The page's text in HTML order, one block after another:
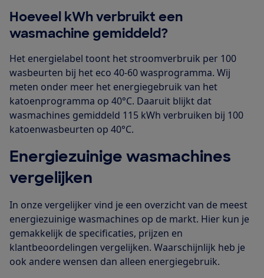
Hoeveel kWh verbruikt een
wasmachine gemiddeld?
Het energielabel toont het stroomverbruik per 100
wasbeurten bij het eco 40-60 wasprogramma. Wij
meten onder meer het energiegebruik van het
katoenprogramma op 40°C. Daaruit blijkt dat
wasmachines gemiddeld 115 kWh verbruiken bij 100
katoenwasbeurten op 40°C.
Energiezuinige wasmachines
vergelijken
In onze vergelijker vind je een overzicht van de meest
energiezuinige wasmachines op de markt. Hier kun je
gemakkelijk de specificaties, prijzen en
klantbeoordelingen vergelijken. Waarschijnlijk heb je
ook andere wensen dan alleen energiegebruik.